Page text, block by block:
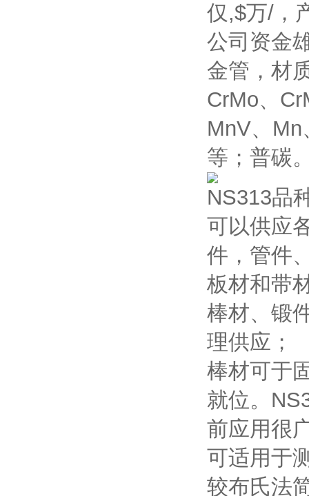
仅,$万/，
公司资金
金管，材
CrMo、
MnV、
等；普碳
NS313品
可以供应
件，管件
板材和带
棒材、锻
理供应；
棒材可于
就位。
前应用很
可适用于
较布氏法